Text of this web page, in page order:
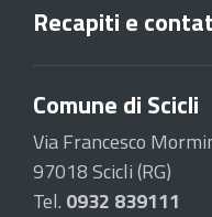
Recapiti e
Comune di Scicli
Via Francesco
97018 Scicli (RG)
Tel. 0932 839111